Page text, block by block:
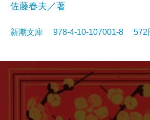
佐藤春夫／著
新潮文庫 978-4-10-107001-8